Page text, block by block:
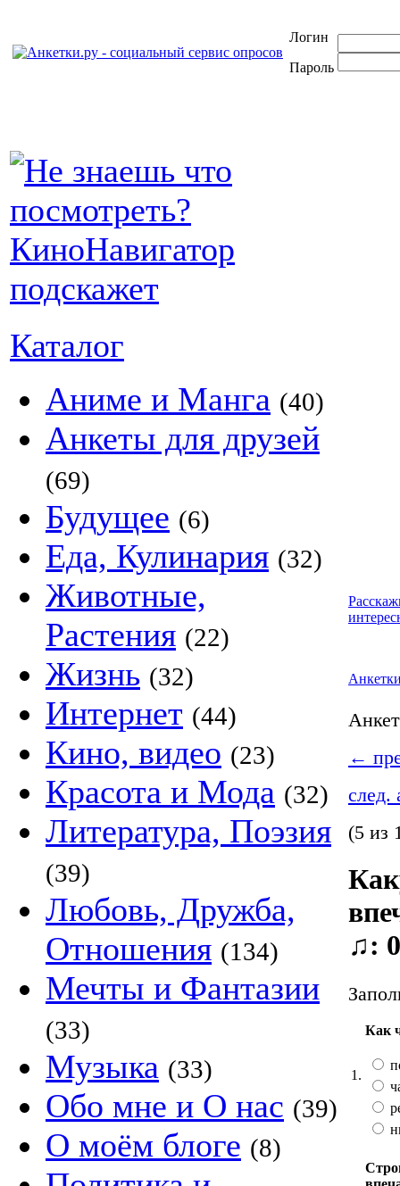
Логин
Пароль
Каталог
Аниме и Манга (40)
Анкеты для друзей
(69)
Будущее (6)
Еда, Кулинария (32)
Животные,
Растения (22)
Жизнь (32)
Интернет (44)
Кино, видео (23)
Красота и Мода (32)
Литература, Поэзия
(39)
Любовь, Дружба,
Отношения (134)
Мечты и Фантазии
(33)
Музыка (33)
Обо мне и О нас (39)
О моём блоге (8)
←
след.
(5 из
♫:
1.
Как